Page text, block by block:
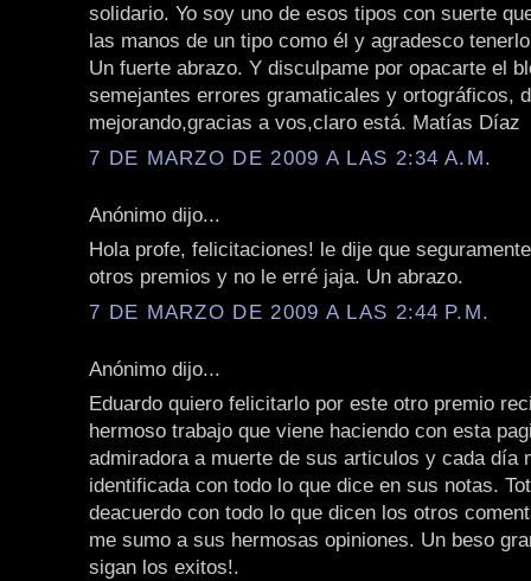
solidario. Yo soy uno de esos tipos con suerte
las manos de un tipo como él y agradesco
Un fuerte abrazo. Y disculpame por opacarte el
semejantes errores gramaticales y ortográficos,
mejorando,gracias a vos,claro está. Matías Díaz
7 DE MARZO DE 2009 A LAS 2:34 A.M.
Anónimo dijo...
Hola profe, felicitaciones! le dije que
otros premios y no le erré jaja. Un abrazo.
7 DE MARZO DE 2009 A LAS 2:44 P.M.
Anónimo dijo...
Eduardo quiero felicitarlo por este otro premio
hermoso trabajo que viene haciendo con esta
admiradora a muerte de sus articulos y cada día
identificada con todo lo que dice en sus notas.
deacuerdo con todo lo que dicen los otros
me sumo a sus hermosas opiniones. Un beso
sigan los exitos!.